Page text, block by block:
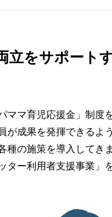
立をサポート
ママ育児応援金」制度
が成果を発揮できるよ
種の施策を導入してき
ター利用者支援事業」